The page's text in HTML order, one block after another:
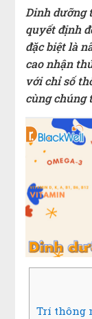
Dinh dưỡng
quyết định
đặc biệt là
cao nhận
với chỉ số
cùng chúng
Trí thông